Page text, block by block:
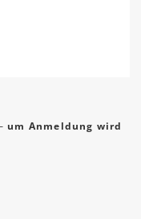
um Anmeldung wird